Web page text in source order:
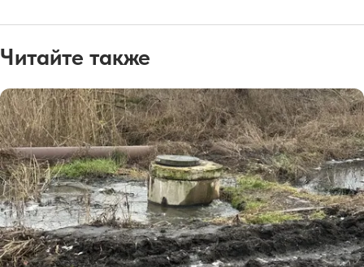
Читайте также